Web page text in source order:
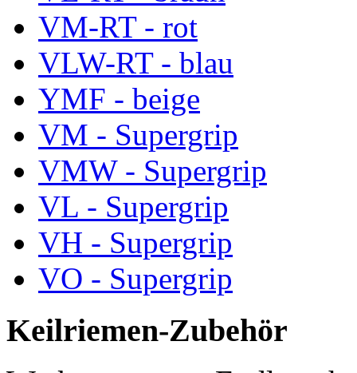
VM-RT - rot
VLW-RT - blau
YMF - beige
VM - Supergrip
VMW - Supergrip
VL - Supergrip
VH - Supergrip
VO - Supergrip
Keilriemen-Zubehör